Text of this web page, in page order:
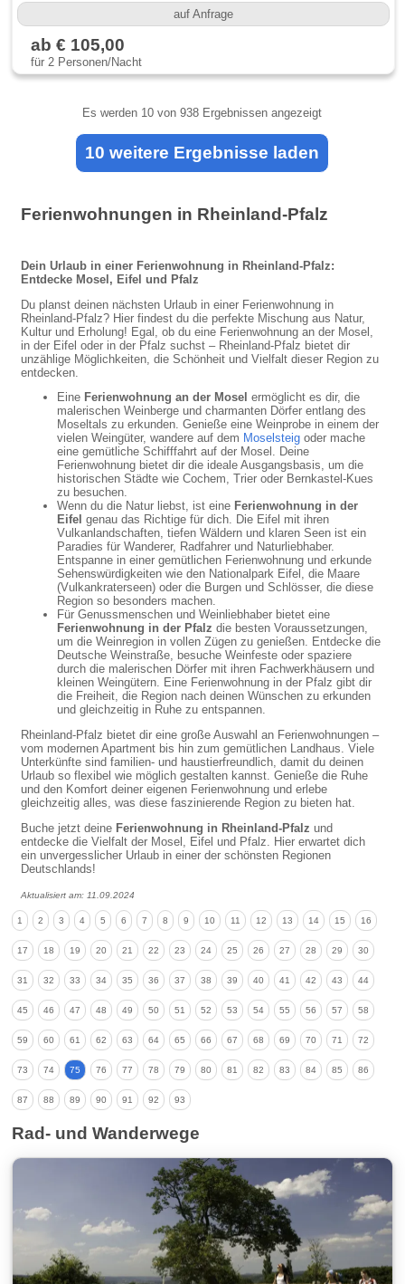
auf Anfrage
ab € 105,00
für 2 Personen/Nacht
Es werden 10 von 938 Ergebnissen angezeigt
10 weitere Ergebnisse laden
Ferienwohnungen in Rheinland-Pfalz
Dein Urlaub in einer Ferienwohnung in Rheinland-Pfalz:
Entdecke Mosel, Eifel und Pfalz
Du planst deinen nächsten Urlaub in einer Ferienwohnung in
Rheinland-Pfalz? Hier findest du die perfekte Mischung aus Natur,
Kultur und Erholung! Egal, ob du eine Ferienwohnung an der Mosel,
in der Eifel oder in der Pfalz suchst – Rheinland-Pfalz bietet dir
unzählige Möglichkeiten, die Schönheit und Vielfalt dieser Region zu
entdecken.
Eine Ferienwohnung an der Mosel ermöglicht es dir, die
malerischen Weinberge und charmanten Dörfer entlang des
Moseltals zu erkunden. Genieße eine Weinprobe in einem der
vielen Weingüter, wandere auf dem Moselsteig oder mache
eine gemütliche Schifffahrt auf der Mosel. Deine
Ferienwohnung bietet dir die ideale Ausgangsbasis, um die
historischen Städte wie Cochem, Trier oder Bernkastel-Kues
zu besuchen.
Wenn du die Natur liebst, ist eine Ferienwohnung in der
Eifel genau das Richtige für dich. Die Eifel mit ihren
Vulkanlandschaften, tiefen Wäldern und klaren Seen ist ein
Paradies für Wanderer, Radfahrer und Naturliebhaber.
Entspanne in einer gemütlichen Ferienwohnung und erkunde
Sehenswürdigkeiten wie den Nationalpark Eifel, die Maare
(Vulkankraterseen) oder die Burgen und Schlösser, die diese
Region so besonders machen.
Für Genussmenschen und Weinliebhaber bietet eine
Ferienwohnung in der Pfalz die besten Voraussetzungen,
um die Weinregion in vollen Zügen zu genießen. Entdecke die
Deutsche Weinstraße, besuche Weinfeste oder spaziere
durch die malerischen Dörfer mit ihren Fachwerkhäusern und
kleinen Weingütern. Eine Ferienwohnung in der Pfalz gibt dir
die Freiheit, die Region nach deinen Wünschen zu erkunden
und gleichzeitig in Ruhe zu entspannen.
Rheinland-Pfalz bietet dir eine große Auswahl an Ferienwohnungen –
vom modernen Apartment bis hin zum gemütlichen Landhaus. Viele
Unterkünfte sind familien- und haustierfreundlich, damit du deinen
Urlaub so flexibel wie möglich gestalten kannst. Genieße die Ruhe
und den Komfort deiner eigenen Ferienwohnung und erlebe
gleichzeitig alles, was diese faszinierende Region zu bieten hat.
Buche jetzt deine Ferienwohnung in Rheinland-Pfalz und
entdecke die Vielfalt der Mosel, Eifel und Pfalz. Hier erwartet dich
ein unvergesslicher Urlaub in einer der schönsten Regionen
Deutschlands!
Aktualisiert am: 11.09.2024
1 2 3 4 5 6 7 8 9 10 11 12 13 14 15 16
17 18 19 20 21 22 23 24 25 26 27 28 29 30
31 32 33 34 35 36 37 38 39 40 41 42 43 44
45 46 47 48 49 50 51 52 53 54 55 56 57 58
59 60 61 62 63 64 65 66 67 68 69 70 71 72
73 74 75 76 77 78 79 80 81 82 83 84 85 86
87 88 89 90 91 92 93
Rad- und Wanderwege